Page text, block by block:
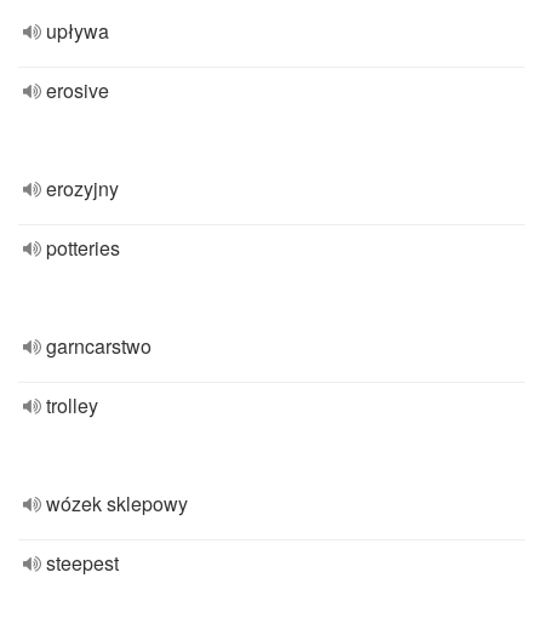
upływa
erosive
erozyjny
potteries
garncarstwo
trolley
wózek sklepowy
steepest